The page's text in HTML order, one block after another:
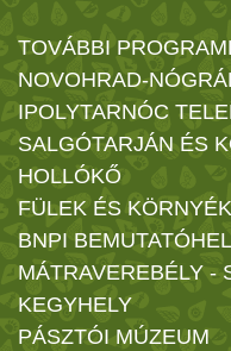
TOVÁBBI
NOVOHRAD-
IPOLYTARNÓC
SALGÓTARJÁN ÉS
HOLLÓKŐ
FÜLEK ÉS
BNPI
MÁTRAVEREBÉLY -
KEGYHELY
PÁSZTÓI MÚZEUM